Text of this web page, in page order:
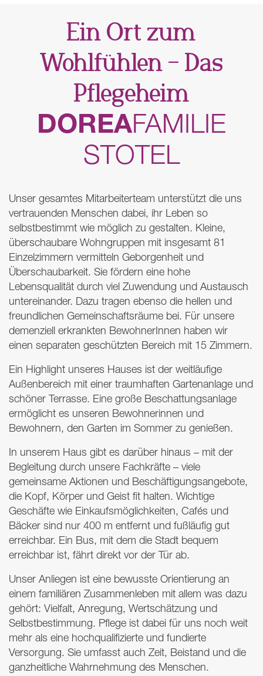
Ein Ort zum
Wohlfühlen – Das
Pflegeheim
DOREAFAMILIE
STOTEL
Unser gesamtes Mitarbeiterteam unterstützt die uns
vertrauenden Menschen dabei, ihr Leben so
selbstbestimmt wie möglich zu gestalten. Kleine,
überschaubare Wohngruppen mit insgesamt 81
Einzelzimmern vermitteln Geborgenheit und
Überschaubarkeit. Sie fördern eine hohe
Lebensqualität durch viel Zuwendung und Austausch
untereinander. Dazu tragen ebenso die hellen und
freundlichen Gemeinschaftsräume bei. Für unsere
demenziell erkrankten BewohnerInnen haben wir
einen separaten geschützten Bereich mit 15 Zimmern.
Ein Highlight unseres Hauses ist der weitläufige
Außenbereich mit einer traumhaften Gartenanlage und
schöner Terrasse. Eine große Beschattungsanlage
ermöglicht es unseren Bewohnerinnen und
Bewohnern, den Garten im Sommer zu genießen.
In unserem Haus gibt es darüber hinaus – mit der
Begleitung durch unsere Fachkräfte – viele
gemeinsame Aktionen und Beschäftigungsangebote,
die Kopf, Körper und Geist fit halten. Wichtige
Geschäfte wie Einkaufsmöglichkeiten, Cafés und
Bäcker sind nur 400 m entfernt und fußläufig gut
erreichbar. Ein Bus, mit dem die Stadt bequem
erreichbar ist, fährt direkt vor der Tür ab.
Unser Anliegen ist eine bewusste Orientierung an
einem familiären Zusammenleben mit allem was dazu
gehört: Vielfalt, Anregung, Wertschätzung und
Selbstbestimmung. Pflege ist dabei für uns noch weit
mehr als eine hochqualifizierte und fundierte
Versorgung. Sie umfasst auch Zeit, Beistand und die
ganzheitliche Wahrnehmung des Menschen.